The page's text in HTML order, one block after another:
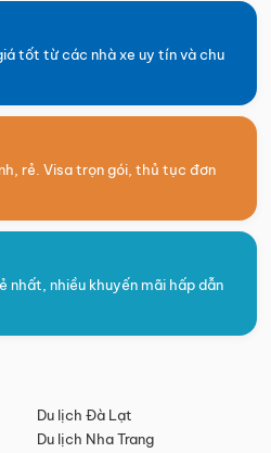
tốt từ các nhà xe uy tín và chu
rẻ. Visa trọn gói, thủ tục đơn
nhất, nhiều khuyến mãi hấp dẫn
Du lịch Đà Lạt
Du lịch Nha Trang